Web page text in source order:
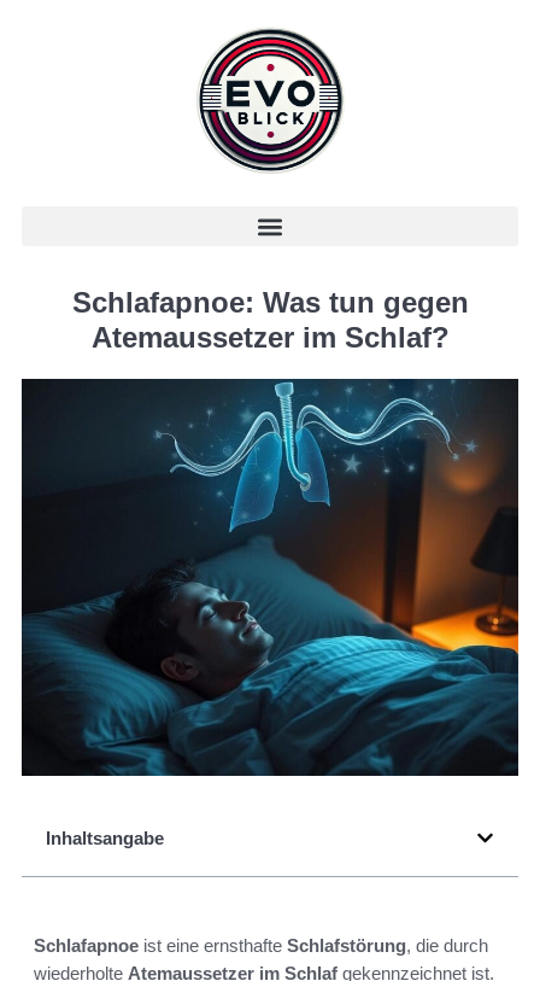
Schlafapnoe: Was tun gegen
Atemaussetzer im Schlaf?
Inhaltsangabe
Schlafapnoe ist eine ernsthafte Schlafstörung, die durch
wiederholte Atemaussetzer im Schlaf gekennzeichnet ist.